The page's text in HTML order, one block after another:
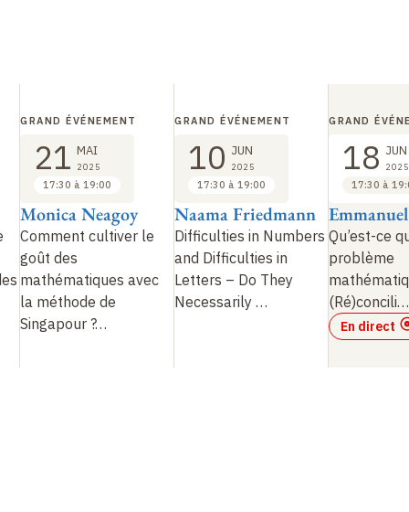
Comment cultiver le
goût des
mathématiques avec
la méthode de
Singapour ?…
Monica Neagoy
GRAND ÉVÉNEMENT
21 MAI
2025
17:30 à 19:00
Difficulties in Numbers
and Difficulties in
Letters – Do They
Necessarily …
Naama Friedmann
GRAND ÉVÉNEMENT
10 JUN
2025
17:30 à 19:00
Qu’est-ce
problème
(Ré)concili…
GRAND
18 JUN
2025
17:30 à
En direct